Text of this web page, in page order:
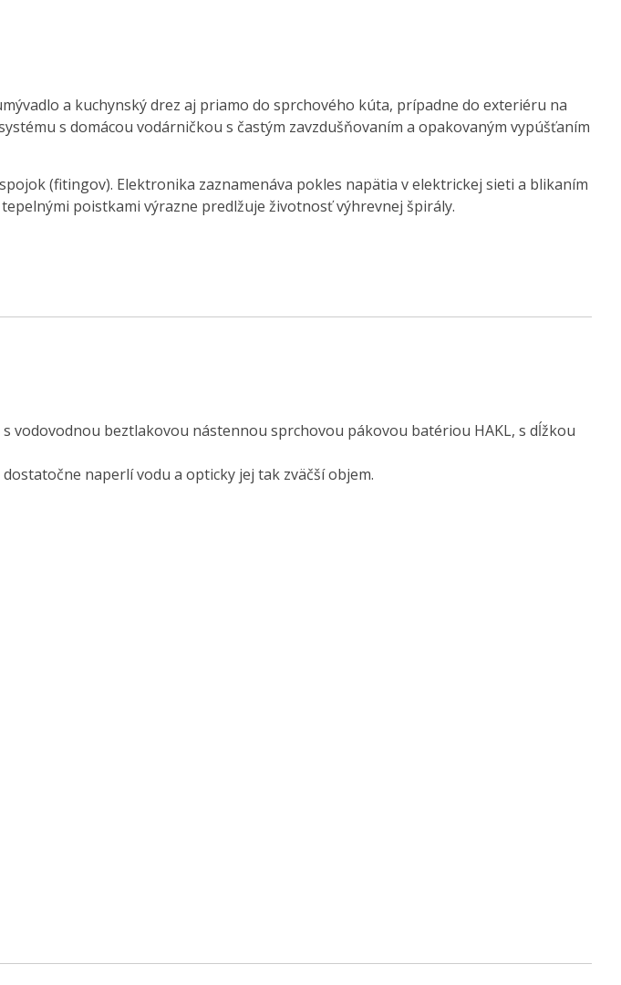
a kuchynský drez aj priamo do sprchového kúta, prípadne do exteriéru na
s domácou vodárničkou s častým zavzdušňovaním a opakovaným vypúšťaním
(fitingov). Elektronika zaznamenáva pokles napätia v elektrickej sieti a blikaním
poistkami výrazne predlžuje životnosť výhrevnej špirály.
vodovodnou beztlakovou nástennou sprchovou pákovou batériou HAKL, s dĺžkou
naperlí vodu a opticky jej tak zväčší objem.